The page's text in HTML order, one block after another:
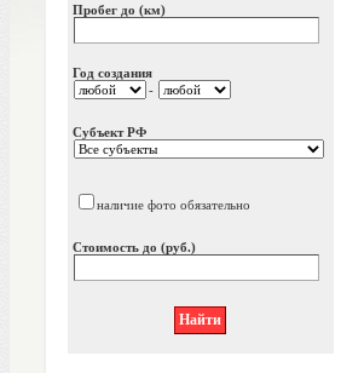
Пробег до (км)
Год создания
-
Субъект РФ
наличие фото обязательно
Стоимость до (руб.)